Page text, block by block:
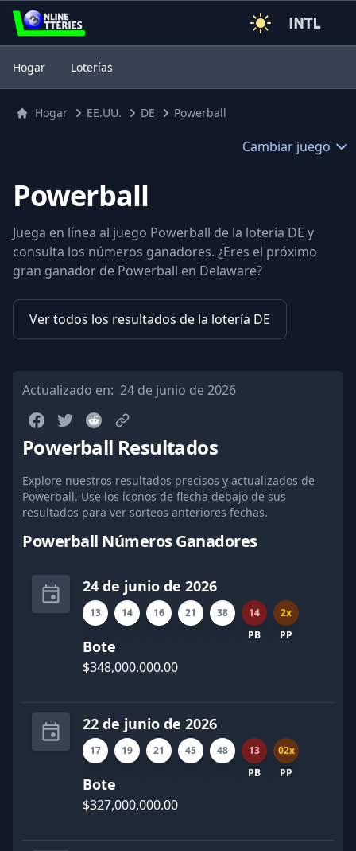
3
Hogar Loterías
Hogar EE.UU. DE Powerball
Cambiar juego
Powerball
Juega en línea al juego Powerball de la lotería DE y
consulta los números ganadores. ¿Eres el próximo
gran ganador de Powerball en Delaware?
Ver todos los resultados de la lotería DE
Actualizado en: 24 de junio de 2026
Powerball Resultados
Explore nuestros resultados precisos y actualizados de
Powerball. Use los íconos de flecha debajo de sus
resultados para ver sorteos anteriores fechas.
Powerball Números Ganadores
24 de junio de 2026
13 14 16 21
38
PB
14
PP
2x
Bote
$348,000,000.00
22 de junio de 2026
17 19 21 45
48
PB
13
PP
02x
Bote
$327,000,000.00